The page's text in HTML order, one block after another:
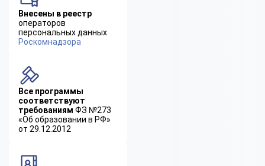
Внесены в реестр
операторов
персональных данных
Роскомнадзора
Все программы
соответствуют
требованиям ФЗ №273
«Об образовании в РФ»
от 29.12.2012